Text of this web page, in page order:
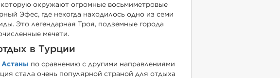
окружают огромные восьмиметровые
Эфес, где некогда находилось одно из семи
Это легендарная Троя, подземные города
мечети.
в Турции
Астаны по сравнению с другими направлениями
стала очень популярной страной для отдыха